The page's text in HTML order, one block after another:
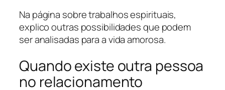
Na página sobretrabalhos espirituais,
explico outras possibilidades que podem
ser analisadas para a vida amorosa.
Quando existe outra pessoa
no relacionamento